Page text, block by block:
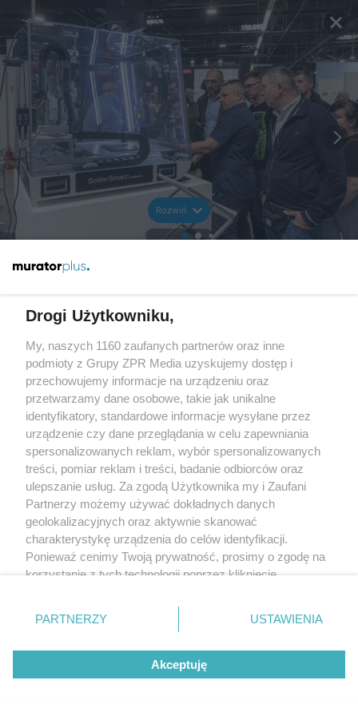
Rozwiń
Drogi Użytkowniku,
My, naszych 1160 zaufanych partnerów oraz inne
podmioty z Grupy ZPR Media uzyskujemy dostęp i
przechowujemy informacje na urządzeniu oraz
przetwarzamy dane osobowe, takie jak unikalne
identyfikatory, standardowe informacje wysyłane przez
urządzenie czy dane przeglądania w celu zapewniania
spersonalizowanych reklam, wybór spersonalizowanych
treści, pomiar reklam i treści, badanie odbiorców oraz
ulepszanie usług. Za zgodą Użytkownika my i Zaufani
Partnerzy możemy używać dokładnych danych
geolokalizacyjnych oraz aktywnie skanować
charakterystykę urządzenia do celów identyfikacji.
Ponieważ cenimy Twoją prywatność, prosimy o zgodę na
korzystanie z tych technologii poprzez kliknięcie
zmienić/wycofać klikając przycisk ustawień prywatności
znajdujący się w lewym dolnym rogu strony
rodzaje przetwarzania danych nie wymagają zgody
użytkownika, ale masz prawo sprzeciwić się takiemu
przetwarzaniu. Preferencje będą miały zastosowanie tylko
PARTNERZY USTAWIENIA
Akceptuję